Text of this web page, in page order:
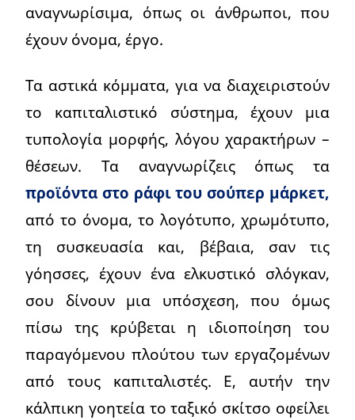
αναγνωρίσιμα, όπως οι άνθρωποι, που
έχουν όνομα, έργο.
Τα αστικά κόμματα, για να διαχειριστούν
το καπιταλιστικό σύστημα, έχουν μια
τυπολογία μορφής, λόγου χαρακτήρων –
θέσεων. Τα αναγνωρίζεις όπως τα
προϊόντα στο ράφι του σούπερ μάρκετ,
από το όνομα, το λογότυπο, χρωμότυπο,
τη συσκευασία και, βέβαια, σαν τις
γόησσες, έχουν ένα ελκυστικό σλόγκαν,
σου δίνουν μια υπόσχεση, που όμως
πίσω της κρύβεται η ιδιοποίηση του
παραγόμενου πλούτου των εργαζομένων
από τους καπιταλιστές. Ε, αυτήν την
κάλπικη γοητεία το ταξικό σκίτσο οφείλει